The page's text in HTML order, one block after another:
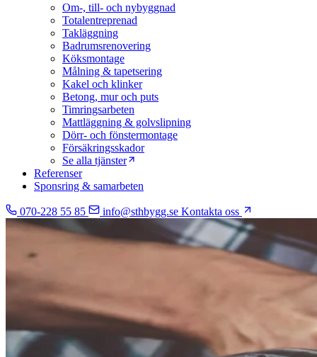
Om-, till- och nybyggnad
Totalentreprenad
Takläggning
Badrumsrenovering
Köksmontage
Målning & tapetsering
Kakel och klinker
Betong, mur och puts
Timringsarbeten
Mattläggning & golvslipning
Dörr- och fönstermontage
Försäkringsskador
Se alla tjänster
Referenser
Sponsring & samarbeten
070-228 55 85 info@sthbygg.se Kontakta oss